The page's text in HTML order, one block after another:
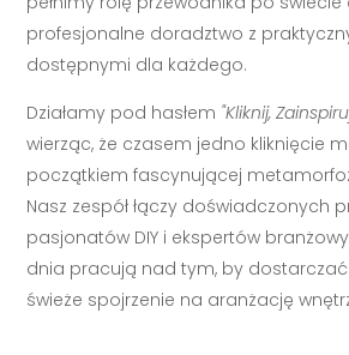
profesjonalne doradztwo z
dostępnymi dla każdego.
Działamy pod hasłem "Kliknij,
wierząc, że czasem jedno kliknięcie
początkiem fascynującej
Nasz zespół łączy doświadczonych
pasjonatów DIY i ekspertów
dnia pracują nad tym, by dostarczać
świeże spojrzenie na aranżację